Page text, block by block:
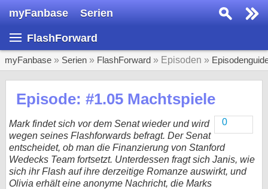
myFanbase Serien
FlashForward
myFanbase » Serien » FlashForward » Episoden »
Episode: #1.05 Machtspiele
0
Mark findet sich vor dem Senat wieder und wird
wegen seines Flashforwards befragt. Der Senat
entscheidet, ob man die Finanzierung von Stanford
Wedecks Team fortsetzt. Unterdessen fragt sich Janis, wie
sich ihr Flash auf ihre derzeitige Romanze auswirkt, und
Olivia erhält eine anonyme Nachricht, die Marks
SERIEN
Kolumnen
Interviews
Veranstaltungen
KULTUR